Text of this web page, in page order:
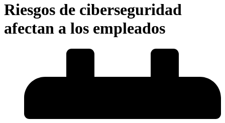
Riesgos de ciberseguridad
afectan a los empleados